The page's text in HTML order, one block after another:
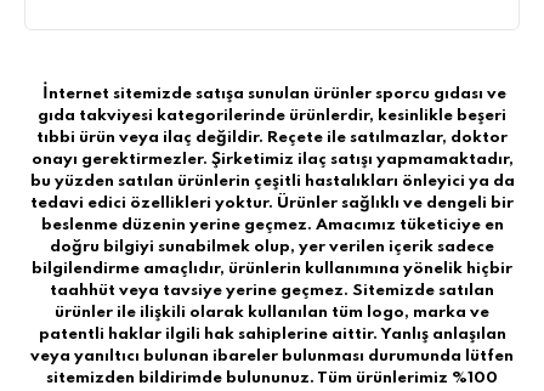
İnternet sitemizde satışa sunulan ürünler sporcu gıdası ve
gıda takviyesi kategorilerinde ürünlerdir, kesinlikle beşeri
tıbbi ürün veya ilaç değildir. Reçete ile satılmazlar, doktor
onayı gerektirmezler. Şirketimiz ilaç satışı yapmamaktadır,
bu yüzden satılan ürünlerin çeşitli hastalıkları önleyici ya da
tedavi edici özellikleri yoktur. Ürünler sağlıklı ve dengeli bir
beslenme düzenin yerine geçmez. Amacımız tüketiciye en
doğru bilgiyi sunabilmek olup, yer verilen içerik sadece
bilgilendirme amaçlıdır, ürünlerin kullanımına yönelik hiçbir
taahhüt veya tavsiye yerine geçmez. Sitemizde satılan
ürünler ile ilişkili olarak kullanılan tüm logo, marka ve
patentli haklar ilgili hak sahiplerine aittir. Yanlış anlaşılan
veya yanıltıcı bulunan ibareler bulunması durumunda lütfen
sitemizden bildirimde bulununuz. Tüm ürünlerimiz %100